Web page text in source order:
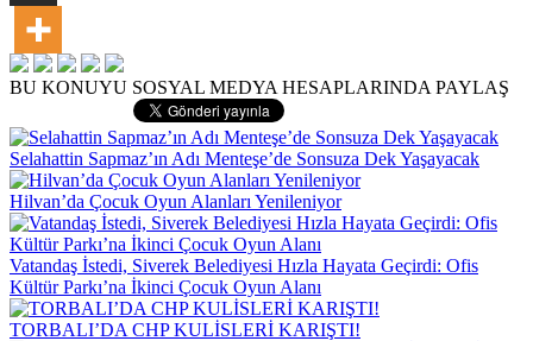
BU KONUYU SOSYAL MEDYA HESAPLARINDA PAYLAŞ
Selahattin Sapmaz’ın Adı Menteşe’de Sonsuza Dek Yaşayacak
Hilvan’da Çocuk Oyun Alanları Yenileniyor
Vatandaş İstedi, Siverek Belediyesi Hızla Hayata Geçirdi: Ofis
Kültür Parkı’na İkinci Çocuk Oyun Alanı
TORBALI’DA CHP KULİSLERİ KARIŞTI!